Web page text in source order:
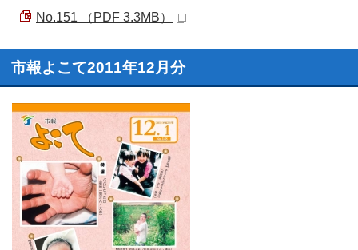
No.151 （PDF 3.3MB）
市報よこて2011年12月分